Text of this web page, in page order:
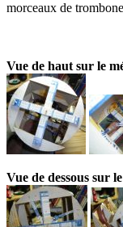
morceaux de
Vue de haut sur le
Vue de dessous sur